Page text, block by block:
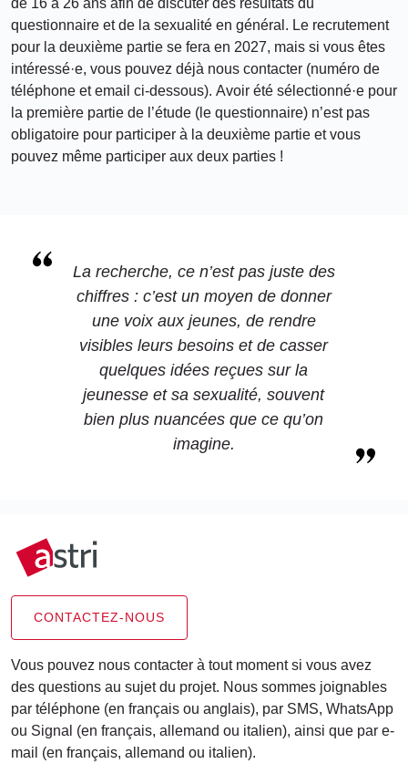
questionnaire et de la sexualité en général. Le recrutement
pour la deuxième partie se fera en 2027, mais si vous êtes
intéressé·e, vous pouvez déjà nous contacter (numéro de
téléphone et email ci-dessous). Avoir été sélectionné·e pour
la première partie de l’étude (le questionnaire) n’est pas
obligatoire pour participer à la deuxième partie et vous
pouvez même participer aux deux parties !
La recherche, ce n’est pas juste des
chiffres : c’est un moyen de donner
une voix aux jeunes, de rendre
visibles leurs besoins et de casser
quelques idées reçues sur la
jeunesse et sa sexualité, souvent
bien plus nuancées que ce qu’on
imagine.
CONTACTEZ-NOUS
Vous pouvez nous contacter à tout moment si vous avez
des questions au sujet du projet. Nous sommes joignables
par téléphone (en français ou anglais), par SMS, WhatsApp
ou Signal (en français, allemand ou italien), ainsi que par e-
mail (en français, allemand ou italien).